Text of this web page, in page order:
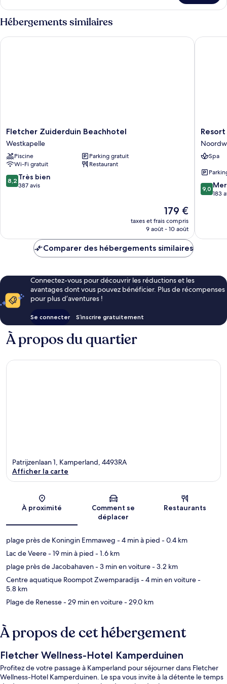
le
type
de
chambre
Chambre
Hébergements similaires
Fletcher
Zuiderduin
Beachhotel
Westkapelle
Fletcher Zuiderduin Beachhotel
Westkapelle
Piscine
Parking gratuit
Wi-Fi gratuit
Restaurant
8.2
sur
8,2 Très bien
387 avis
Le
nouveau
prix
de
179 €
taxes et frais compris
9 août - 10 août
Fletcher Zuiderduin Beachhotel
Resort
Land
en
ZeeSpa
9.0
sur
9,0
183
Resort
Comparer des hébergements similaires
Connectez-vous pour découvrir les réductions et les
avantages dont vous pouvez bénéficier. Plus de récompenses
pour plus d’aventures !
Se connecter S’inscrire gratuitement
À propos du quartier
Carte
Patrijzenlaan 1, Kamperland, 4493RA
Afficher la carte
À proximité
Comment se
déplacer
Restaurants
plage près de Koningin Emmaweg - 4 min à pied - 0.4 km
Lac de Veere- 19 min à pied - 1.6 km
plage près de Jacobahaven- 3 min en voiture- 3.2 km
Centre aquatique Roompot Zwemparadijs- 4 min en voiture-
5.8 km
Plage de Renesse- 29 min en voiture- 29.0 km
À propos de cet hébergement
Fletcher Wellness-Hotel Kamperduinen
Profitez de votre passage à Kamperland pour séjourner dans Fletcher
Wellness-Hotel Kamperduinen. Le spa vous invite à la détente le temps